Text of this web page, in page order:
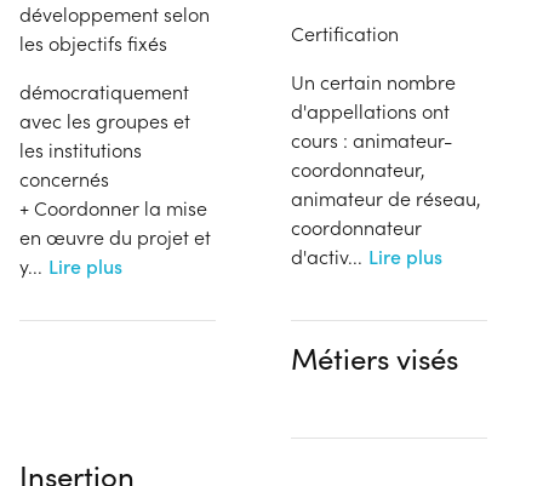
développement selon
les objectifs fixés
démocratiquement
avec les groupes et
les institutions
concernés
+ Coordonner la mise
en œuvre du projet et
y... Lire plus
Certification
Un certain nombre
d'appellations ont
cours : animateur-
coordonnateur,
animateur de réseau,
coordonnateur
d'activ... Lire plus
Métiers visés
Insertion